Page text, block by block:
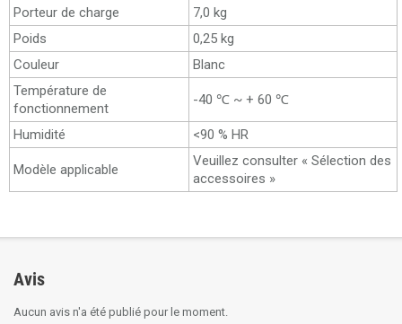
Porteur de charge
7,0 kg
Poids
0,25 kg
Couleur
Blanc
Température de
fonctionnement
-40 ℃ ~ + 60 ℃
Humidité <90 % HR
Modèle applicable
Veuillez consulter « Sélection des
accessoires »
Avis
Aucun avis n'a été publié pour le moment.